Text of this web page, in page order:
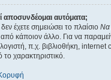
αποσυνδέομαι αυτόματα;
έχετε σημειώσει το πλαίσιο Να
κάποιον άλλο. Για να
π.χ. βιβλιοθήκη, internet
το χαρακτηριστικό.